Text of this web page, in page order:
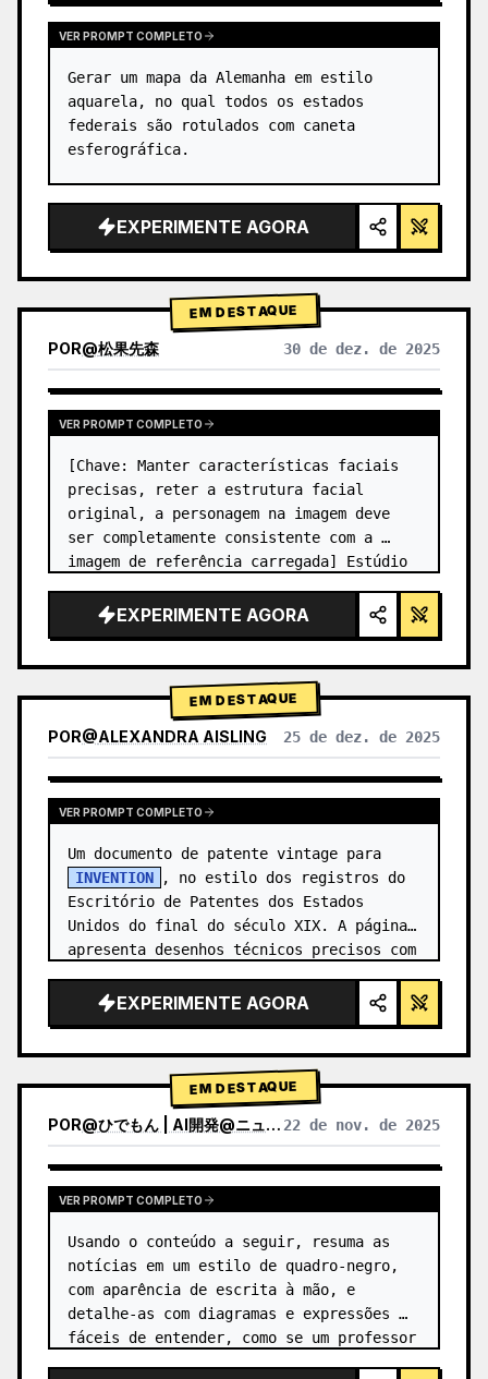
VER PROMPT COMPLETO
Gerar um mapa da Alemanha em estilo
aquarela, no qual todos os estados
federais são rotulados com caneta
esferográfica.
EXPERIMENTE AGORA
EM DESTAQUE
POR@松果先森 30 de dez. de 2025
VER PROMPT COMPLETO
[Chave: Manter características faciais
precisas, reter a estrutura facial
original, a personagem na imagem deve
ser completamente consistente com a
imagem de referência carregada] Estúdio
grade 2x2. Painel superior esquer…
EXPERIMENTE AGORA
EM DESTAQUE
POR@ALEXANDRA AISLING 25 de dez. de 2025
VER RESULTADOS DE OUTROS MODELOS
VER PROMPT COMPLETO
INVENTION
, no estilo dos registros do
Escritório de Patentes dos Estados
Unidos do final do século XIX. A página
apresenta desenhos técnicos precisos com
EXPERIMENTE AGORA
EM DESTAQUE
POR@ひでもん | AI開発@ニュース発信 22 de nov. de 2025
VER RESULTADOS DE OUTROS MODELOS
VER PROMPT COMPLETO
Usando o conteúdo a seguir, resuma as
notícias em um estilo de quadro-negro,
com aparência de escrita à mão, e
detalhe-as com diagramas e expressões
fáceis de entender, como se um professor